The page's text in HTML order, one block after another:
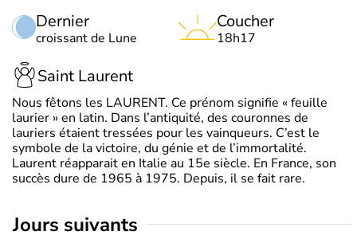
Dernier
croissant de Lune
Coucher
18h17
Saint Laurent
Nous fêtons les LAURENT. Ce prénom signifie « feuille
laurier » en latin. Dans l’antiquité, des couronnes de
lauriers étaient tressées pour les vainqueurs. C’est le
symbole de la victoire, du génie et de l’immortalité.
Laurent réapparait en Italie au 15e siècle. En France, son
succès dure de 1965 à 1975. Depuis, il se fait rare.
jours suivants